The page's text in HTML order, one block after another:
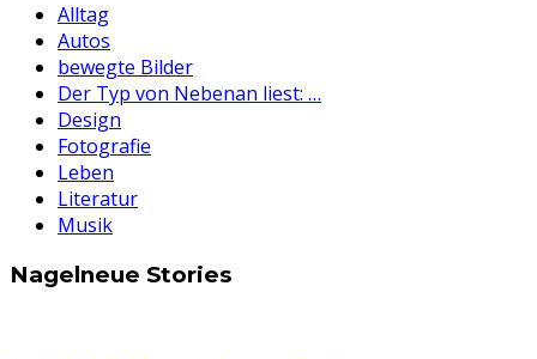
Alltag
Autos
bewegte Bilder
Der Typ von Nebenan liest: …
Design
Fotografie
Leben
Literatur
Musik
Nagelneue Stories